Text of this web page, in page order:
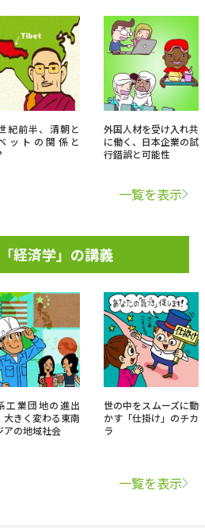
紀前半、清朝と
ットの関係と
外国人材を受け入れ共
に働く、日本企業の試
行錯誤と可能性
一覧を表示
経済学」の講義
工業団地の進出
大きく変わる東南
アの地域社会
世の中をスムーズに動
かす「仕掛け」のチカ
ラ
一覧を表示